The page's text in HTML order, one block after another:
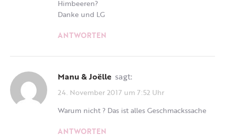
Himbeeren?
Danke und LG
ANTWORTEN
Manu & Joëlle sagt:
24. November 2017 um 7:52 Uhr
Warum nicht ? Das ist alles Geschmackssache
ANTWORTEN